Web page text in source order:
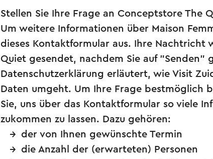
Stellen Sie Ihre Frage an Conceptstore The
Um weitere Informationen über Maison
dieses Kontaktformular aus. Ihre Nachtricht
Quiet gesendet, nachdem Sie auf "Senden"
Datenschutzerklärung erläutert, wie Visit
Daten umgeht. Um Ihre Frage bestmöglich
Sie, uns über das Kontaktformular so viele
zukommen zu lassen. Dazu gehören:
der von Ihnen gewünschte Termin
die Anzahl der (erwarteten) Personen